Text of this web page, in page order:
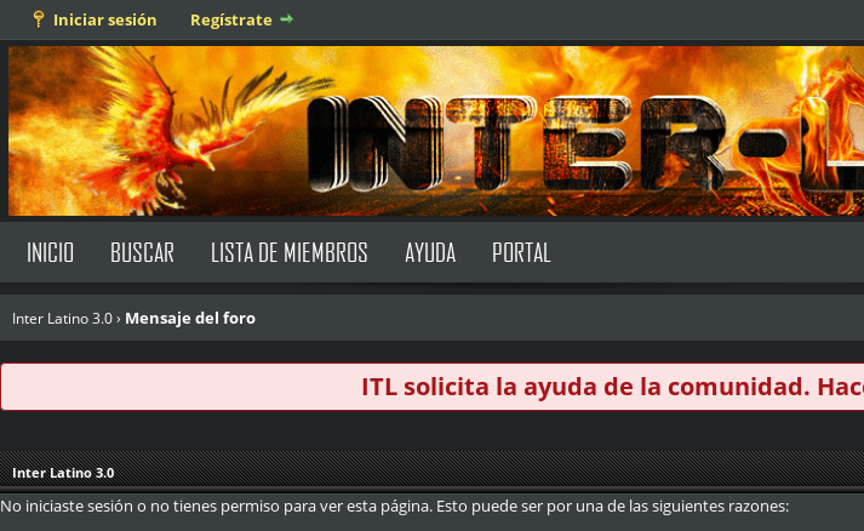
Iniciar sesión Regístrate
INICIO BUSCAR LISTA DE MIEMBROS AYUDA PORTAL
Inter Latino 3.0› Mensaje del foro
ITL solicita la ayuda de la comunidad.
Inter Latino 3.0
No iniciaste sesión o no tienes permiso para ver esta página. Esto puede ser por una de las siguientes razones: